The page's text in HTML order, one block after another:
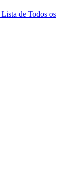
Lista de Todos os